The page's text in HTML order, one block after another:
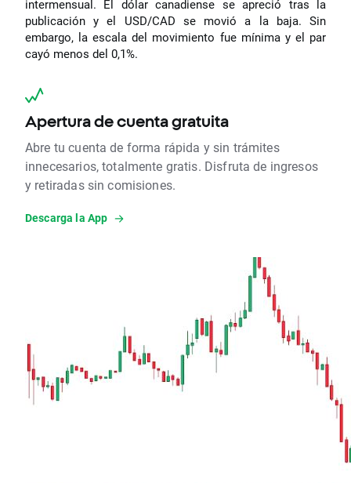
intermensual. El dólar canadiense se apreció tras la
publicación y el USD/CAD se movió a la baja. Sin
embargo, la escala del movimiento fue mínima y el par
cayó menos del 0,1%.
Apertura de cuenta gratuita
Abre tu cuenta de forma rápida y sin trámites
innecesarios, totalmente gratis. Disfruta de ingresos
y retiradas sin comisiones.
Descarga la App